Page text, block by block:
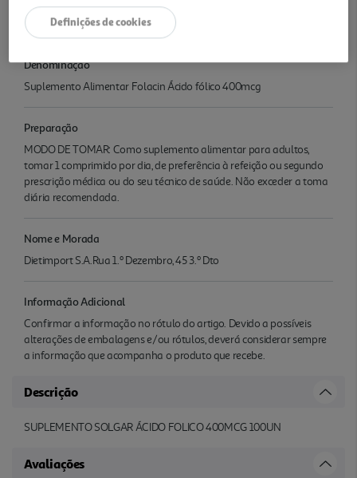
utilizados como substitutos de uma alimentação variada,
equilibrada e de um estilo de vida saudável.
Denominação
Suplemento Alimentar Folacin Ácido fólico 400mcg
Preparação
MODO DE TOMAR: Como suplemento alimentar para adultos,
tomar 1 comprimido por dia, de preferência à refeição ou segundo
prescrição médica ou do seu técnico de saúde. Não exceder a toma
diária recomendada.
Nome e Morada
Dietimport S.A.Rua 1.º Dezembro, 45 3.º Dto
Informação Adicional
Confirmar a informação no rótulo do artigo. Devido a possíveis
alterações de embalagens e/ou rótulos, deverá considerar sempre
a informação que acompanha o produto que recebe.
Descrição
SUPLEMENTO SOLGAR ÁCIDO FOLICO 400MCG 100UN
Avaliações
Definições de cookies